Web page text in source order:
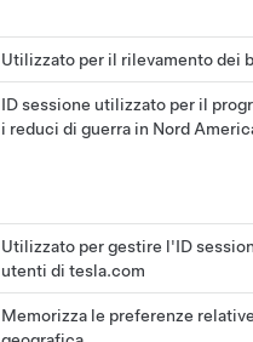
Utilizzato per il rilevamento dei
ID sessione utilizzato per il
i reduci di guerra in Nord
Utilizzato per gestire l'ID
utenti di tesla.com
Memorizza le preferenze